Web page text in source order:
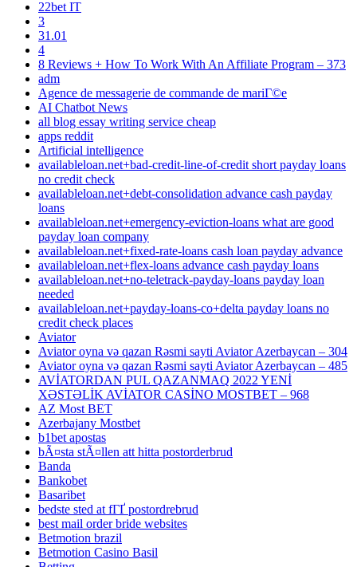
22bet IT
3
31.01
4
8 Reviews + How To Work With An Affiliate Program – 373
adm
Agence de messagerie de commande de mariГ©e
AI Chatbot News
all blog essay writing service cheap
apps reddit
Artificial intelligence
availableloan.net+bad-credit-line-of-credit short payday loans
no credit check
availableloan.net+debt-consolidation advance cash payday
loans
availableloan.net+emergency-eviction-loans what are good
payday loan company
availableloan.net+fixed-rate-loans cash loan payday advance
availableloan.net+flex-loans advance cash payday loans
availableloan.net+no-teletrack-payday-loans payday loan
needed
availableloan.net+payday-loans-co+delta payday loans no
credit check places
Aviator
Aviator oyna və qazan Rəsmi sayti Aviator Azerbaycan – 304
Aviator oyna və qazan Rəsmi sayti Aviator Azerbaycan – 485
AVİATORDAN PUL QAZANMAQ 2022 YENİ
XƏSTƏLİK AVİATOR CASİNO MOSTBET – 968
AZ Most BET
Azerbajany Mostbet
b1bet apostas
bÃ¤sta stÃ¤llen att hitta postorderbrud
Banda
Bankobet
Basaribet
bedste sted at fГҐ postordrebrud
best mail order bride websites
Betmotion brazil
Betmotion Casino Basil